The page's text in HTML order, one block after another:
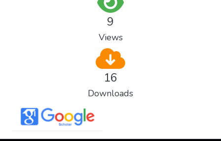
9
Views
16
Downloads